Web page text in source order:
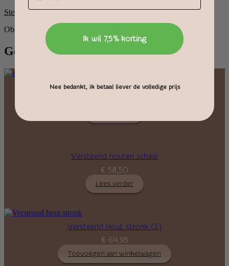
Steen soorten die hieronder vallen zijn o.a.:
Obsidiaan, Toermalijn en Onyx
Gerelateerde producten
Versteend Hout Schaal (2,2 kg)
Versteend houten schaal
€ 58,50
Lees verder
Versteend Hout stronk (3)
€ 64,95
Toevoegen aan winkelwagen
Ik wil 7,5% korting
Nee bedankt, ik betaal liever de volledige prijs